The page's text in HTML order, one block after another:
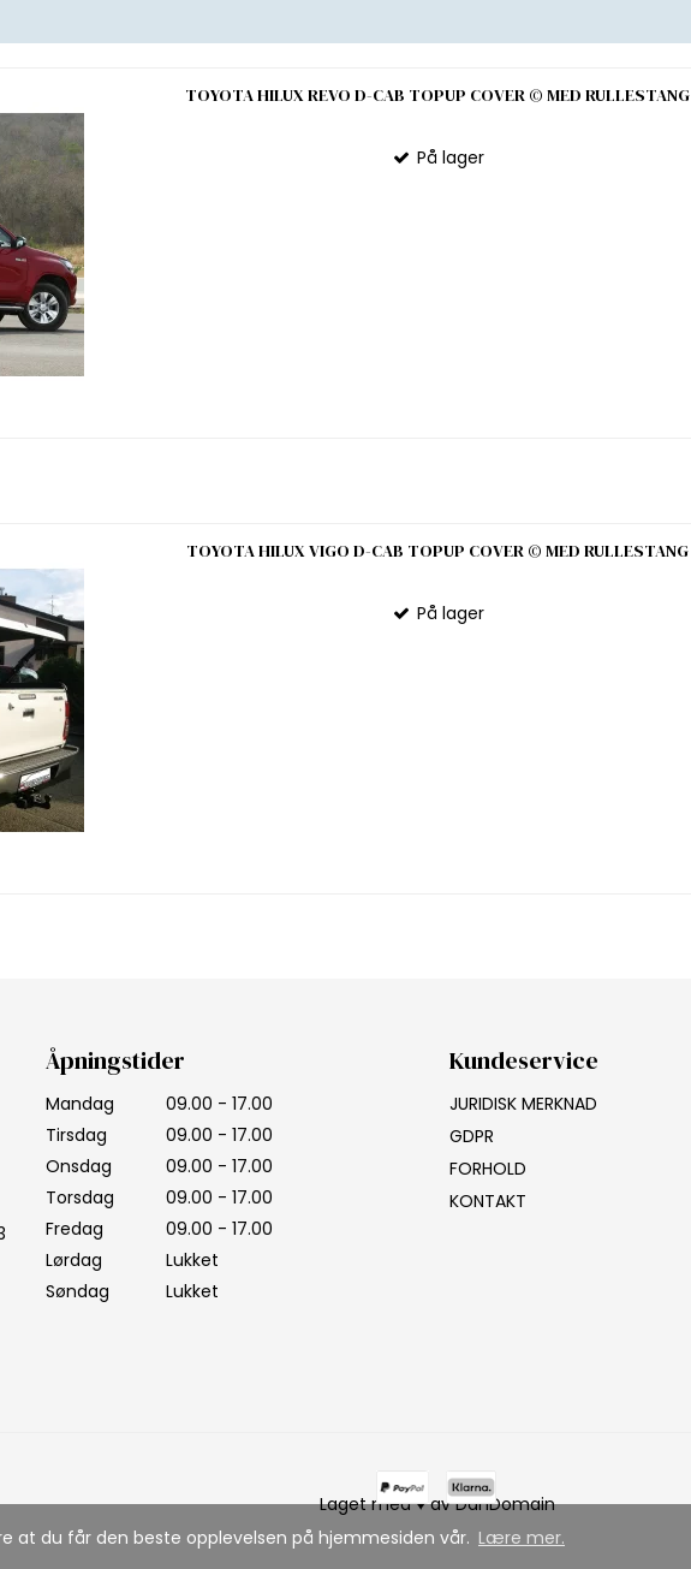
at du får den beste opplevelsen på hjemmesiden vår. Lære mer.
TOYOTA HILUX REVO D-CAB TOPUP COVER © MED RULLESTANG
På lager
TOYOTA HILUX VIGO D-CAB TOPUP COVER © MED RULLESTANG
På lager
Åpningstider
Mandag
09.00 - 17.00
Tirsdag
09.00 - 17.00
Onsdag
09.00 - 17.00
Torsdag
09.00 - 17.00
Fredag
09.00 - 17.00
Lørdag
Lukket
Søndag
Lukket
Kundeservice
JURIDISK MERKNAD
GDPR
FORHOLD
KONTAKT
Laget med ♥ av DanDomain